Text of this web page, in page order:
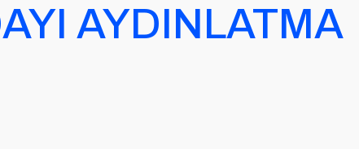
AYDINLATMA